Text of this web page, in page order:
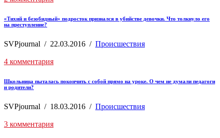
«Тихий и безобидный» подросток признался в убийстве девочки. Что толкнуло его
на преступление?
SVPjournal / 22.03.2016 / Происшествия
4 комментария
Школьница пыталась покончить с собой прямо на уроке. О чем не думали педагоги
и родители?
SVPjournal / 18.03.2016 / Происшествия
3 комментария